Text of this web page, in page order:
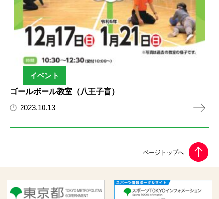
イベント
ゴールボール教室（八王子盲）
2023.10.13